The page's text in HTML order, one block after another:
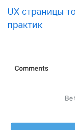
UX страницы
практик